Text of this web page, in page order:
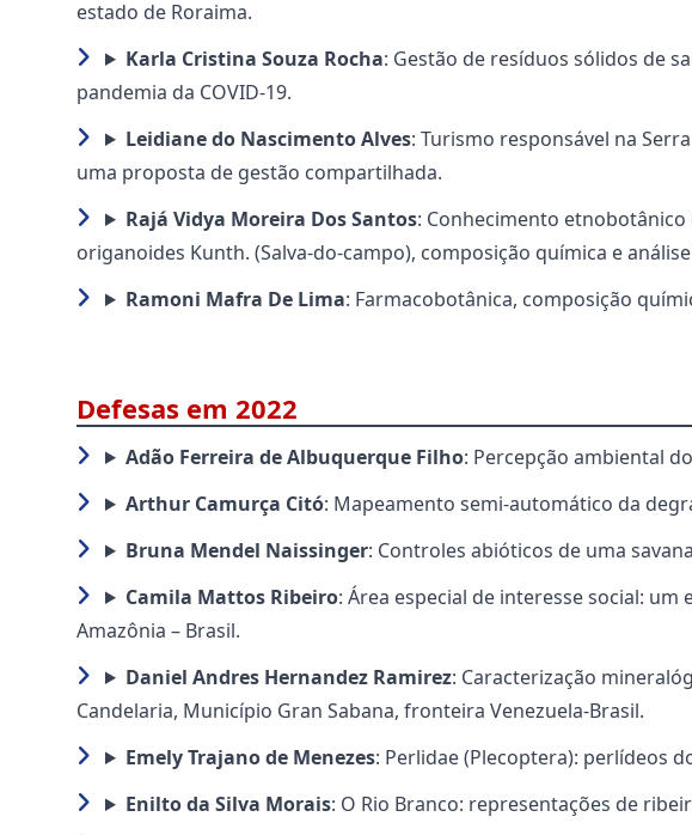
estado de Roraima.
Karla Cristina Souza Rocha: Gestão de resíduos sólidos de
pandemia da COVID-19.
Leidiane do Nascimento Alves: Turismo responsável na
uma proposta de gestão compartilhada.
Rajá Vidya Moreira Dos Santos: Conhecimento etnobotânico
origanoides Kunth. (Salva-do-campo), composição química e
Ramoni Mafra De Lima: Farmacobotânica, composição
Defesas em 2022
Adão Ferreira de Albuquerque Filho: Percepção ambiental
Arthur Camurça Citó: Mapeamento semi-automático da
Bruna Mendel Naissinger: Controles abióticos de uma
Camila Mattos Ribeiro: Área especial de interesse social:
Amazônia – Brasil.
Daniel Andres Hernandez Ramirez: Caracterização
Candelaria, Município Gran Sabana, fronteira Venezuela-Brasil.
Emely Trajano de Menezes: Perlidae (Plecoptera): perlídeos
Enilto da Silva Morais: O Rio Branco: representações de